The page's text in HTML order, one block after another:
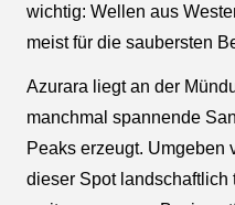
wichtig: Wellen aus
meist für die saubersten
Azurara liegt an der
manchmal spannende
Peaks erzeugt. Umgeben
dieser Spot landschaftlich